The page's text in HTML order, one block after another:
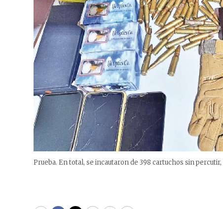
Prueba. En total, se incautaron de 398 cartuchos sin